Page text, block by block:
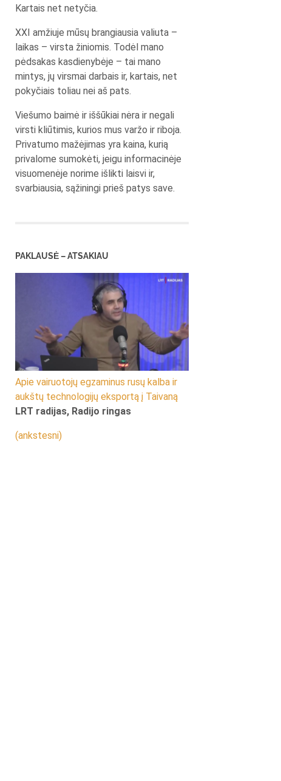
Kartais net netyčia.
XXI amžiuje mūsų brangiausia valiuta –
laikas – virsta žiniomis. Todėl mano
pėdsakas kasdienybėje – tai mano
mintys, jų virsmai darbais ir, kartais, net
pokyčiais toliau nei aš pats.
Viešumo baimė ir iššūkiai nėra ir negali
virsti kliūtimis, kurios mus varžo ir riboja.
Privatumo mažėjimas yra kaina, kurią
privalome sumokėti, jeigu informacinėje
visuomenėje norime išlikti laisvi ir,
svarbiausia, sąžiningi prieš patys save.
PAKLAUSĖ – ATSAKIAU
Apie vairuotojų egzaminus rusų kalba ir
aukštų technologijų eksportą į Taivaną
LRT radijas, Radijo ringas
(ankstesni)